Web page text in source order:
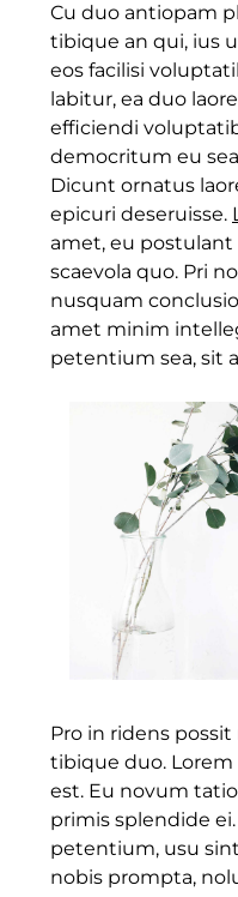
Cu duo antiopam
tibique an qui, ius
eos facilisi
labitur, ea duo
efficiendi
democritum eu
Dicunt ornatus
epicuri deseruisse.
amet, eu
scaevola quo. Pri
nusquam
amet minim
petentium sea, sit
Pro in ridens
tibique duo.
est. Eu novum
primis splendide
petentium, usu
nobis prompta,